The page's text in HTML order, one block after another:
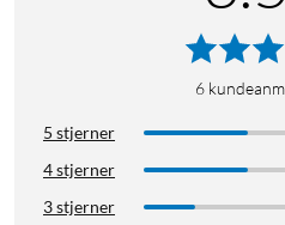
6
5 stjerner
4 stjerner
3 stjerner